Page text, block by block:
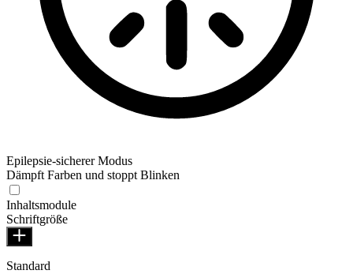
Epilepsie-sicherer Modus
Dämpft Farben und stoppt Blinken
Inhaltsmodule
Schriftgröße
Standard